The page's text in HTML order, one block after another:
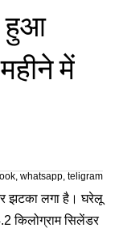
हुआ
में
whatsapp, teligram
झटका लगा है। घरेलू
किलोग्राम सिलेंडर